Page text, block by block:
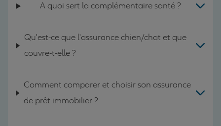
A quoi sert la complémentaire santé ?
Qu'est-ce que l'assurance chien/chat et que
couvre-t-elle ?
Comment comparer et choisir son assurance
de prêt immobilier ?